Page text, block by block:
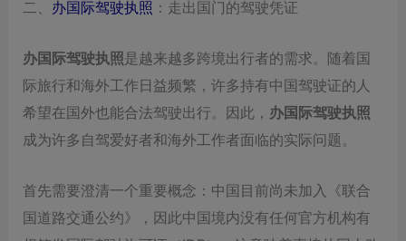
二、 办国际驾驶执照 ：走出国门的驾驶凭证
办国际驾驶执照是越来越多跨境出行者的需求。随着国
际旅行和海外工作日益频繁，许多持有中国驾驶证的人
希望在国外也能合法驾驶出行。因此， 办国际驾驶执照
成为许多自驾爱好者和海外工作者面临的实际问题。
首先需要澄清一个重要概念：中国目前尚未加入《联合
国道路交通公约》，因此中国境内没有任何官方机构有